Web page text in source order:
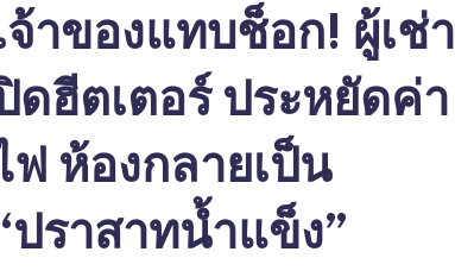
จ้าของแทบช็อก! ผู้เช่า
ดฮีตเตอร์ ประหยัดค่า
ฟ ห้องกลายเป็น
ปราสาทน้ำแข็ง”